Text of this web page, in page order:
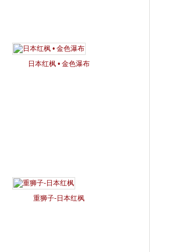
日本红枫 • 金色瀑布
重狮子-日本红枫